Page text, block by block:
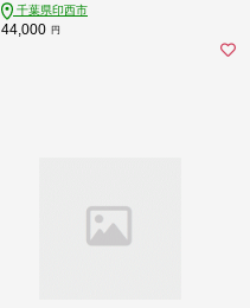
千葉県印西市
44,000 円